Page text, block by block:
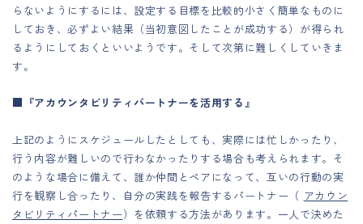
らないようにするには、設定する目標を比較的小さく簡単なものに
しておき、必ずよい結果（当初意図したことが成功する）が得られ
るようにしておくといいようです。そして次第に難しくしていきま
す。
■『アカウンタビリティパートナーを活用する』
上記のようにスケジュールしたとしても、実際には忙しかったり、
行う内容が難しいので行わなかったりする場合も考えられます。そ
のような場合に備えて、誰か仲間とペアになって、互いの行動の実
行を観察し合ったり、自分の実践を報告するパートナー（ アカウン
タビリティパートナー）を依頼する方法があります。一人で決めた